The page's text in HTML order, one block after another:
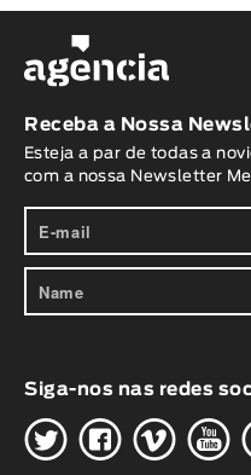
Receba a Nossa
Esteja a par de todas a
com a nossa Newsletter
Siga-nos nas redes
HGWO